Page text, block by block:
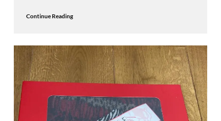
Continue Reading